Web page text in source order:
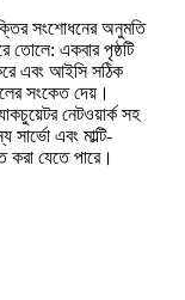
সংশোধনের অনুমতি
তোলে: একবার পৃষ্ঠটি
এবং আইসি সঠিক
সংকেত দেয়।
নেটওয়ার্ক সহ
এবং মাল্টি-
করা যেতে পারে।